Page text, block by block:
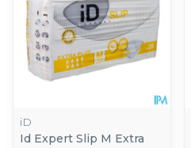
iD
Id Expert Slip M Extra